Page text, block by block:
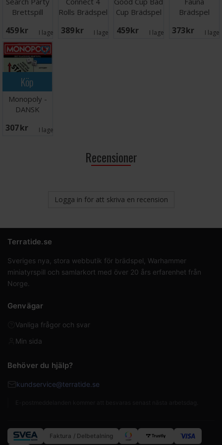
Brettspill
459 SEK I lager: 4
Rolls Brädspel
389 SEK I lager: 1
Cup Brädspel
459 SEK I lager: 1
Brädspel
373 SEK I
Köp
Monopoly -
DANSK
307 SEK I lager:
Recensioner
Logga in för att skriva en recension
Terratide.se
Sveriges nya, stora webbutik för brädspel, Warhammer
miniatyrspill och samlarkort med över 20 års erfarenhet från
Norge.
Genvägar
Vanliga frågor och svar
Min sida
Behöver du hjälp?
kundservice@terratide.se
Faktura / Delbetalning